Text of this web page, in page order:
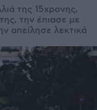
της 15χρονης,
την έπιασε με
απείλησε λεκτικά